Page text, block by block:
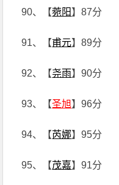
90、【菀阳】87分
91、【甫元】89分
92、【尧雨】90分
93、【圣旭】96分
94、【芮娜】95分
95、【茂嘉】91分